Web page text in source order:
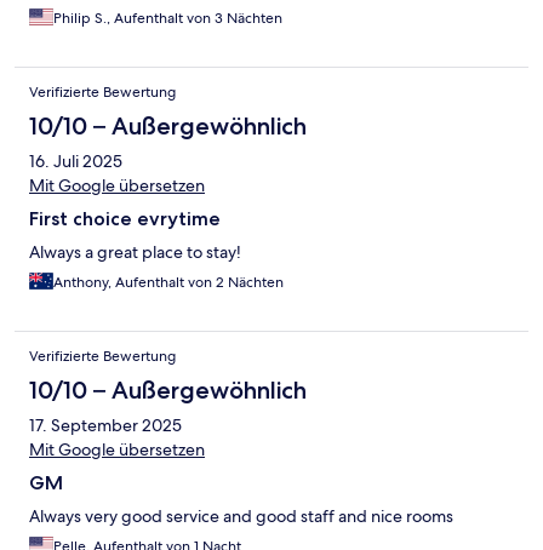
Philip S., Aufenthalt von 3 Nächten
Verifizierte Bewertung
10/10 – Außergewöhnlich
16. Juli 2025
Mit Google übersetzen
First choice evrytime
Always a great place to stay!
Anthony, Aufenthalt von 2 Nächten
Verifizierte Bewertung
10/10 – Außergewöhnlich
17. September 2025
Mit Google übersetzen
GM
Always very good service and good staff and nice rooms
Pelle, Aufenthalt von 1 Nacht